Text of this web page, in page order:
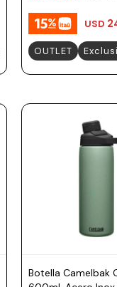
USD
OUTLET
Botella Camelbak